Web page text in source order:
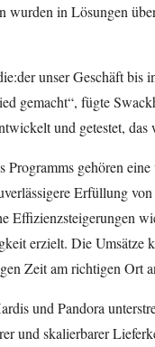
wurden in Lösungen
unser Geschäft bis
gemacht“, fügte
und getestet,
Programms gehören
Erfüllung
Effizienzsteigerungen
erzielt. Die Umsätze
Zeit am richtigen Ort
und Pandora
und skalierbarer